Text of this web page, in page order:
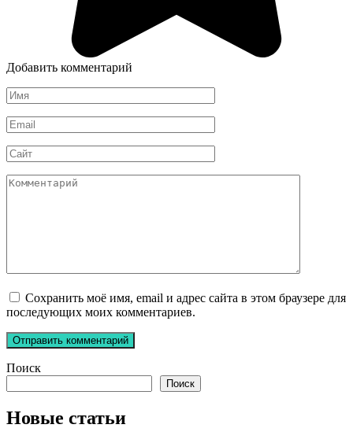
Добавить комментарий
Имя
*
Email
*
Сайт
Комментарий
Сохранить моё имя, email и адрес сайта в этом браузере для
последующих моих комментариев.
Поиск
Поиск
Новые статьи